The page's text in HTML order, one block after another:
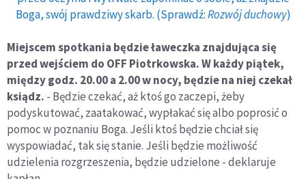
Boga, swój prawdziwy skarb. (Sprawdź:Rozwój duchowy)
Miejscem spotkania będzie ławeczka znajdująca się
przed wejściem do OFF Piotrkowska. W każdy piątek,
między godz. 20.00 a 2.00 w nocy, będzie na niej czekał
ksiądz. - Będzie czekać, aż ktoś go zaczepi, żeby
podyskutować, zaatakować, wypłakać się albo poprosić o
pomoc w poznaniu Boga. Jeśli ktoś będzie chciał się
wyspowiadać, tak się stanie. Jeśli będzie możliwość
udzielenia rozgrzeszenia, będzie udzielone - deklaruje